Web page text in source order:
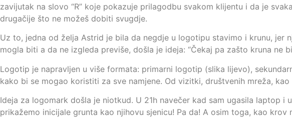
zavijutak na slovo “R” koje pokazuje prilagodbu svakom klijentu i da je
drugačije što ne možeš dobiti svugdje.
Uz to, jedna od želja Astrid je bila da negdje u logotipu stavimo i krunu, jer
mogla biti a da ne izgleda previše, došla je ideja: “Čekaj pa zašto kruna ne
Logotip je napravljen u više formata: primarni logotip (slika lijevo),
kako bi se mogao koristiti za sve namjene. Od vizitki, društvenih mreža,
Ideja za logomark došla je niotkud. U 21h navečer kad sam ugasila laptop
prikažemo inicijale grunta kao njihovu sjenicu! Pa da! A osim toga, kao